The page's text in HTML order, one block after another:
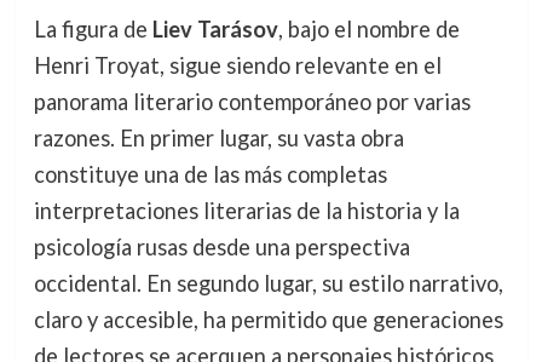
La figura de Liev Tarásov, bajo el nombre de
Henri Troyat, sigue siendo relevante en el
panorama literario contemporáneo por varias
razones. En primer lugar, su vasta obra
constituye una de las más completas
interpretaciones literarias de la historia y la
psicología rusas desde una perspectiva
occidental. En segundo lugar, su estilo narrativo,
claro y accesible, ha permitido que generaciones
de lectores se acerquen a personajes históricos